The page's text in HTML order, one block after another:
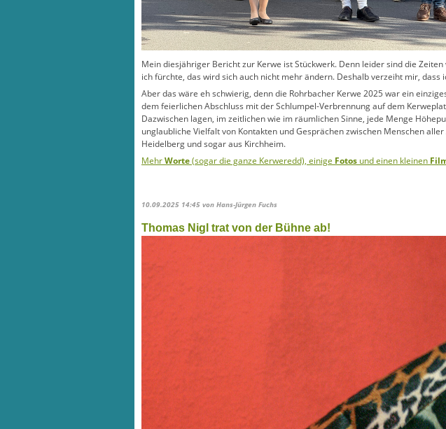
Mein diesjähriger Bericht zur Kerwe ist Stückwerk. Denn leider sind die
ich fürchte, das wird sich auch nicht mehr ändern. Deshalb verzeiht mir,
Aber das wäre eh schwierig, denn die Rohrbacher Kerwe 2025 war ein
dem feierlichen Abschluss mit der Schlumpel-Verbrennung auf dem
Dazwischen lagen, im zeitlichen wie im räumlichen Sinne, jede Menge
unglaubliche Vielfalt von Kontakten und Gesprächen zwischen Menschen
Heidelberg und sogar aus Kirchheim.
MehrWorte(sogar die ganze Kerweredd), einige Fotos und einen kleinen
10.09.2025 14:45 von Hans-Jürgen Fuchs
Thomas Nigl trat von der Bühne ab!